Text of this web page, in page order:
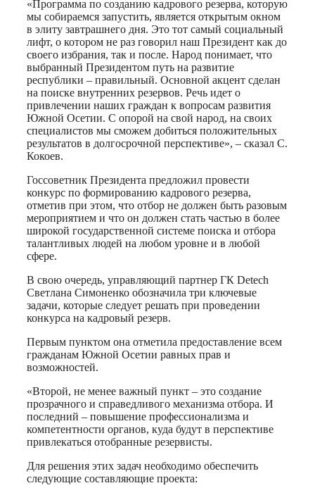
«Программа по созданию кадрового резерва, которую
мы собираемся запустить, является открытым окном
в элиту завтрашнего дня. Это тот самый социальный
лифт, о котором не раз говорил наш Президент как до
своего избрания, так и после. Народ понимает, что
выбранный Президентом путь на развитие
республики – правильный. Основной акцент сделан
на поиске внутренних резервов. Речь идет о
привлечении наших граждан к вопросам развития
Южной Осетии. С опорой на свой народ, на своих
специалистов мы сможем добиться положительных
результатов в долгосрочной перспективе», – сказал С.
Кокоев.
Госсоветник Президента предложил провести
конкурс по формированию кадрового резерва,
отметив при этом, что отбор не должен быть разовым
мероприятием и что он должен стать частью в более
широкой государственной системе поиска и отбора
талантливых людей на любом уровне и в любой
сфере.
В свою очередь, управляющий партнер ГК Detech
Светлана Симоненко обозначила три ключевые
задачи, которые следует решать при проведении
конкурса на кадровый резерв.
Первым пунктом она отметила предоставление всем
гражданам Южной Осетии равных прав и
возможностей.
«Второй, не менее важный пункт – это создание
прозрачного и справедливого механизма отбора. И
последний – повышение профессионализма и
компетентности органов, куда будут в перспективе
привлекаться отобранные резервисты.
Для решения этих задач необходимо обеспечить
следующие составляющие проекта: